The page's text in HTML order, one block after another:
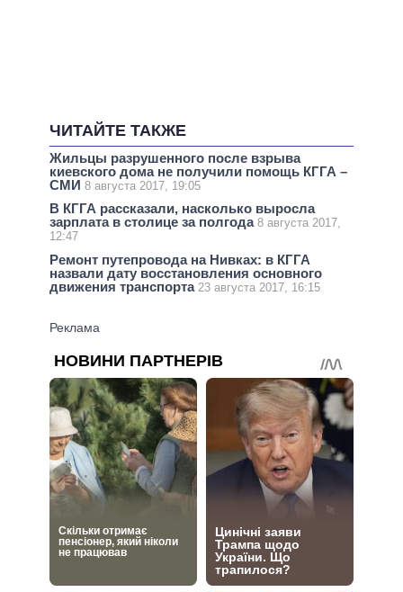
ЧИТАЙТЕ ТАКЖЕ
Жильцы разрушенного после взрыва
киевского дома не получили помощь КГГА –
СМИ 8 августа 2017, 19:05
В КГГА рассказали, насколько выросла
зарплата в столице за полгода 8 августа 2017,
12:47
Ремонт путепровода на Нивках: в КГГА
назвали дату восстановления основного
движения транспорта 23 августа 2017, 16:15